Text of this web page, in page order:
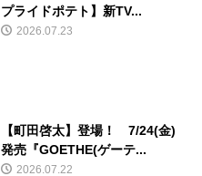
プライドポテト】新TV...
2026.07.23
【町田啓太】登場！ 7/24(金)
発売『GOETHE(ゲーテ...
2026.07.22